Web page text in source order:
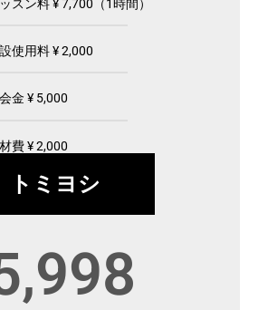
スン料 ¥ 7,700（1時間）
使用料 ¥ 2,000
金 ¥ 5,000
費 ¥ 2,000
トミヨシ